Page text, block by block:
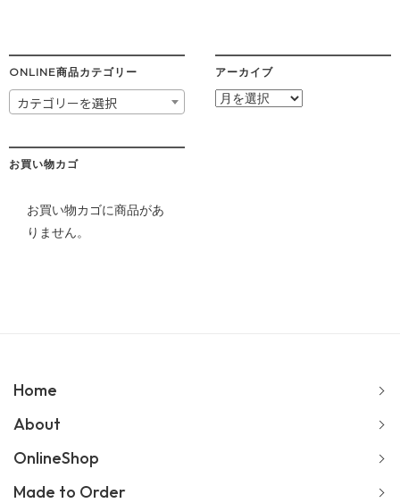
ONLINE商品カテゴリー
カテゴリーを選択
アーカイブ
ア
お買い物カゴ
お買い物カゴに商品があ
りません。
Home
About
OnlineShop
Made to Order